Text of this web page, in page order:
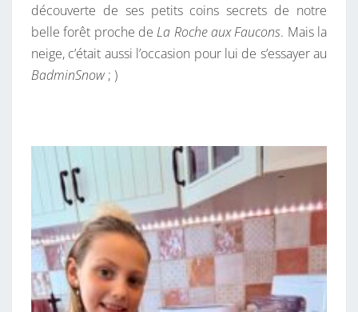
découverte de ses petits coins secrets de notre
belle forêt proche deLa Roche aux Faucons. Mais la
neige, c’était aussi l’occasion pour lui de s’essayer au
BadminSnow; )